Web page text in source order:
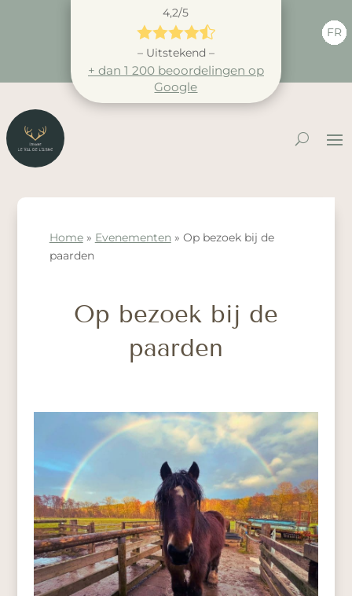
4,2/5

– Uitstekend –
+ dan 1 200 beoordelingen op
Google
FR
Home» Evenementen » Op bezoek bij de
paarden
Op bezoek bij de
paarden